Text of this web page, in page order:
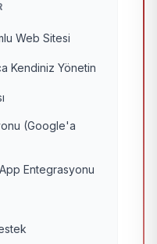
Web Sitesi
Kendiniz Yönetin
(Google'a
Entegrasyonu